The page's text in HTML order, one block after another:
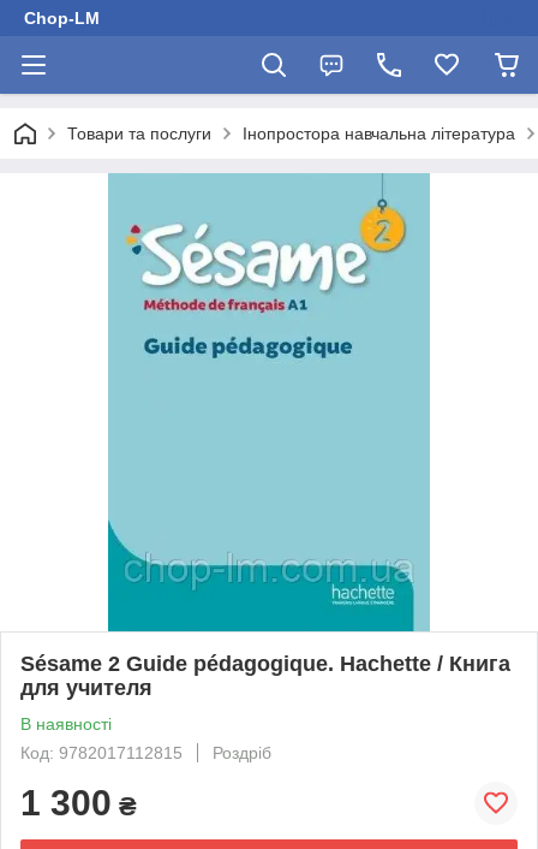
Chop-LM
Товари та послуги Інопростора навчальна література
Sésame 2 Guide pédagogique. Hachette / Книга
для учителя
В наявності
Код: 9782017112815
Роздріб
1 300 ₴